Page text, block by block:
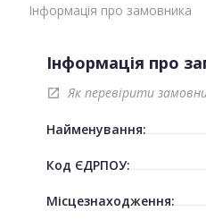
Інформація про замовника
Інформація про
open_in_new Як перевірити
Найменування:
Код ЄДРПОУ:
Місцезнаходження: